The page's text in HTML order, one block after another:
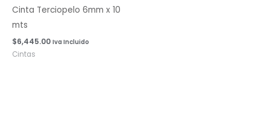
Cinta Terciopelo 6mm x 10
mts
$6,445.00 Iva Incluido
Cintas